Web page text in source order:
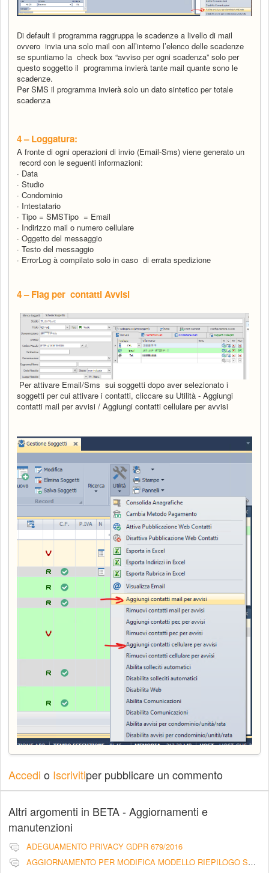
Di default il programma raggruppa le scadenze a livello di mail
ovvero invia una solo mail con all’interno l’elenco delle scadenze
se spuntiamo la check box “avviso per ogni scadenza” solo per
questo soggetto il programma invierà tante mail quante sono le
scadenze.
Per SMS il programma invierà solo un dato sintetico per totale
scadenza
4 –Loggatura:
A fronte di ogni operazioni di invio (Email-Sms) viene generato un
record con le seguenti informazioni:
· Data
· Studio
· Condominio
· Intestatario
· Tipo = SMSTipo = Email
· Indirizzo mail o numero cellulare
· Oggetto del messaggio
· Testo del messaggio
· ErrorLog à compilato solo in caso di errata spedizione
4 – Flag per contatti Avvisi
Per attivare Email/Sms sui soggetti dopo aver selezionato i
soggetti per cui attivare i contatti, cliccare su Utilità - Aggiungi
contatti mail per avvisi / Aggiungi contatti cellulare per avvisi
Accedi o Iscrivitiper pubblicare un commento
Altri argomenti in BETA - Aggiornamenti e
manutenzioni
ADEGUAMENTO PRIVACY GDPR 679/2016
AGGIORNAMENTO PER MODIFICA MODELLO RIEPILOGO SCADENZA RATE CON PRATICHE LEGALI - LIBERATORIA